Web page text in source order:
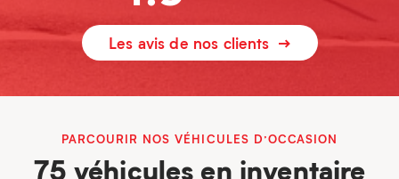
Les avis de nos clients
PARCOURIR NOS VÉHICULES D’OCCASION
75 véhicules en inventaire